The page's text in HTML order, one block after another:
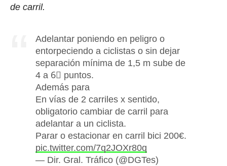
de carril.
Adelantar poniendo en peligro o
entorpeciendo a ciclistas o sin dejar
separación mínima de 1,5 m sube de
4 a 6⃣ puntos.
Además para
En vías de 2 carriles x sentido,
obligatorio cambiar de carril para
adelantar a un ciclista.
Parar o estacionar en carril bici 200€.
pic.twitter.com/7q2JOXr80q
— Dir. Gral. Tráfico (@DGTes)